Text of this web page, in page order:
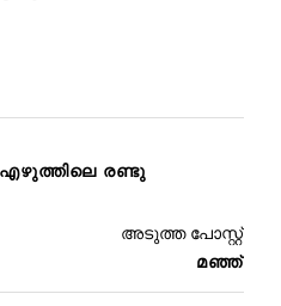
രണ്ടു
അടുത്ത പോസ്റ്റ്
മഞ്ഞ്